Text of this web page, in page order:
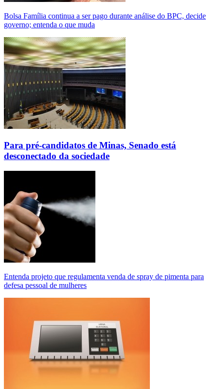
Bolsa Família continua a ser pago durante análise do BPC, decide
governo; entenda o que muda
Para pré-candidatos de Minas, Senado está
desconectado da sociedade
Entenda projeto que regulamenta venda de spray de pimenta para
defesa pessoal de mulheres